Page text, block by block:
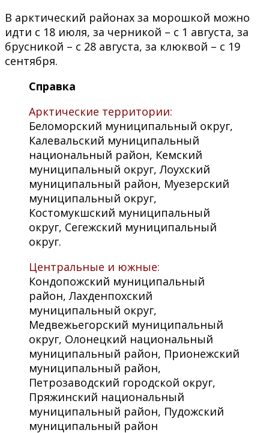
В арктический районах за морошкой можно
идти с 18 июля, за черникой – с 1 августа, за
брусникой – с 28 августа, за клюквой – с 19
сентября.
Справка
Арктические территории:
Беломорский муниципальный округ,
Калевальский муниципальный
национальный район, Кемский
муниципальный округ, Лоухский
муниципальный район, Муезерский
муниципальный округ,
Костомукшский муниципальный
округ, Сегежский муниципальный
округ.
Центральные и южные:
Кондопожский муниципальный
район, Лахденпохский
муниципальный округ,
Медвежьегорский муниципальный
округ, Олонецкий национальный
муниципальный район, Прионежский
муниципальный район,
Петрозаводский городской округ,
Пряжинский национальный
муниципальный район, Пудожский
муниципальный район